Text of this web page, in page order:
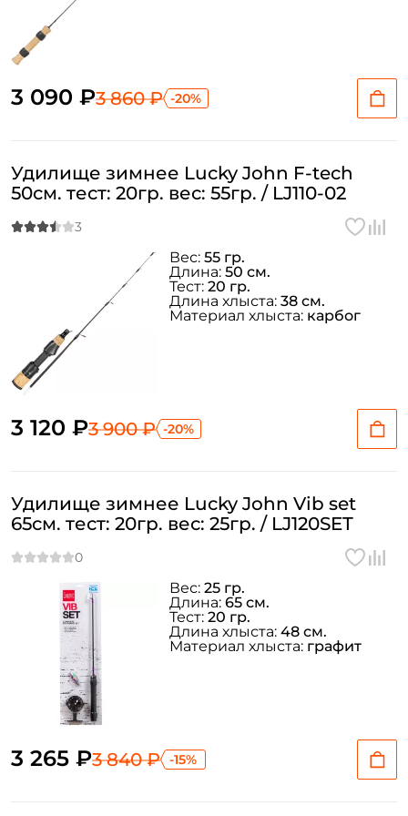
3 090 ₽3 860 ₽ -20%
Удилище зимнее Lucky John F-tech
50см. тест: 20гр. вес: 55гр. / LJ110-02
3 120 ₽3 900 ₽ -20%
Вес: 55 гр.
Длина: 50 см.
Тест: 20 гр.
Длина хлыста: 38 см.
Материал хлыста: карбог
Удилище зимнее Lucky John Vib set
65см. тест: 20гр. вес: 25гр. / LJ120SET
3 265 ₽3 840 ₽ -15%
Вес: 25 гр.
Длина: 65 см.
Тест: 20 гр.
Длина хлыста: 48 см.
Материал хлыста: графит
Придумайте пароль: *
Заполняя данную форму вы соглашаетесь на обработку